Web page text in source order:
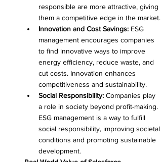
responsible are more attractive, giving
them a competitive edge in the market.
Innovation and Cost Savings: ESG
management encourages companies
to find innovative ways to improve
energy efficiency, reduce waste, and
cut costs. Innovation enhances
competitiveness and sustainability.
Social Responsibility: Companies play
a role in society beyond profit-making.
ESG management is a way to fulfill
social responsibility, improving societal
conditions and promoting sustainable
development.